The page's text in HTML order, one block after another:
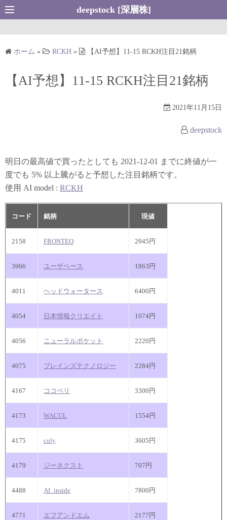
コ
ン
deepstock [深層株]
ホーム » RCKH » 【AI予想】11-15 RCKH注目21銘柄
【AI予想】11-15 RCKH注目21銘柄
2021年11月15日
deepstock
明日の最高値で買ったとしても 2021-12-01 までに終値が一
度でも 5% 以上騰がると予想した注目銘柄です。
使用 AI model : RCKH
コード 銘柄 現値
2158 FRONTEO 2945円
3966 ユーザベース 1863円
4011 ヘッドウォータース 6400円
4054 日本情報クリエイト 1074円
4056 ニューラルポケット 2220円
4075 ブレインズテクノロジー 2284円
4167 ココペリ 3300円
4173 WACUL 1554円
4175 coly 3605円
4179 ジーネクスト 707円
4488 AI_inside 7800円
4771 エフアンドエム 2177円